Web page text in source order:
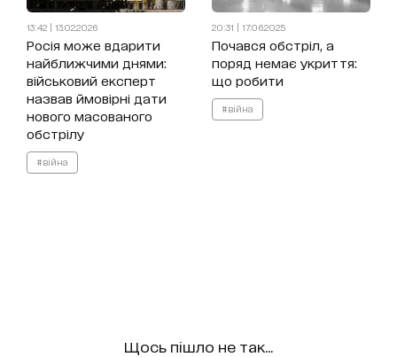
13:42 | 13.02.2026
Росія може вдарити
найближчими днями:
військовий експерт
назвав ймовірні дати
нового масованого
обстрілу
#війна
20:31 | 17.06.2025
Почався обстріл, а
поряд немає укриття:
що робити
#війна
Щось пішло не так...